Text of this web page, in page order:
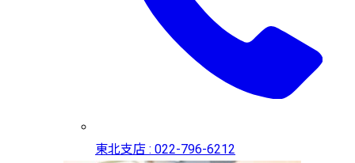
東北支店 : 022-796-6212